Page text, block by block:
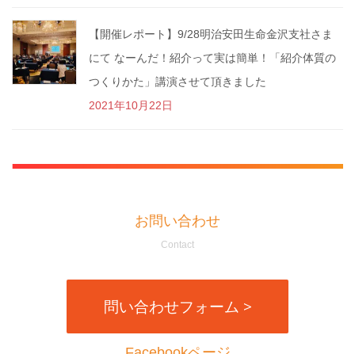
【開催レポート】9/28明治安田生命金沢支社さま
にて なーんだ！紹介って実は簡単！「紹介体質の
つくりかた」講演させて頂きました
2021年10月22日
お問い合わせ
Contact
問い合わせフォーム >